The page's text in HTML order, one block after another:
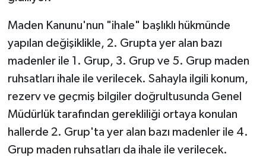
Maden Kanunu'nun "ihale" başlıklı hükmünde
yapılan değişiklikle, 2. Grupta yer alan bazı
madenler ile 1. Grup, 3. Grup ve 5. Grup maden
ruhsatları ihale ile verilecek. Sahayla ilgili konum,
rezerv ve geçmiş bilgiler doğrultusunda Genel
Müdürlük tarafından gerekliliği ortaya konulan
hallerde 2. Grup'ta yer alan bazı madenler ile 4.
Grup maden ruhsatları da ihale ile verilecek.